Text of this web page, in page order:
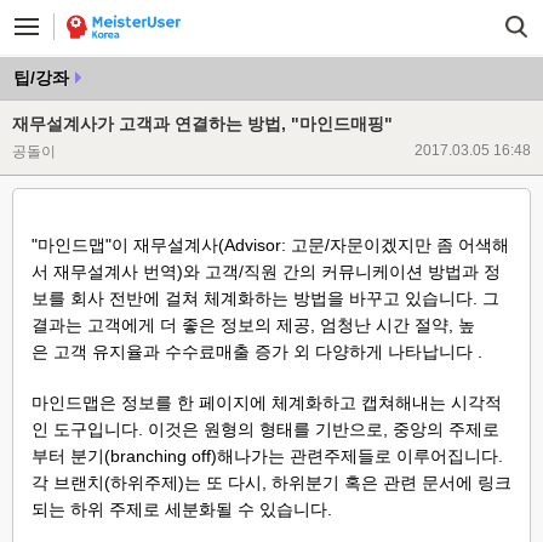
팁/강좌
재무설계사가 고객과 연결하는 방법, "마인드매핑"
공돌이 2017.03.05 16:48
"마인드맵"이 재무설계사(Advisor: 고문/자문이겠지만 좀 어색해
서 재무설계사 번역)와 고객/직원 간의 커뮤니케이션 방법과 정
보를 회사 전반에 걸쳐 체계화하는 방법을 바꾸고 있습니다. 그
결과는 고객에게 더 좋은 정보의 제공, 엄청난 시간 절약, 높
은 고객 유지율과 수수료매출 증가 외 다양하게 나타납니다 .
마인드맵은 정보를 한 페이지에 체계화하고 캡쳐해내는 시각적
인 도구입니다. 이것은 원형의 형태를 기반으로, 중앙의 주제로
부터 분기(branching off)해나가는 관련주제들로 이루어집니다.
각 브랜치(하위주제)는 또 다시, 하위분기 혹은 관련 문서에 링크
되는 하위 주제로 세분화될 수 있습니다.